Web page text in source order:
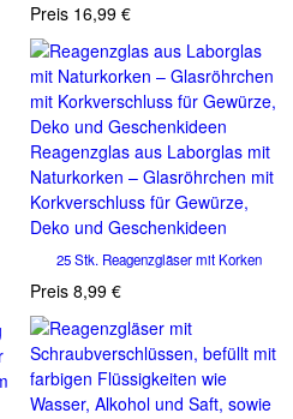
Preis 16,99 €
Reagenzglas aus Laborglas mit
Naturkorken – Glasröhrchen mit
Korkverschluss für Gewürze,
Deko und Geschenkideen
25 Stk. Reagenzgläser mit Korken
Preis 8,99 €